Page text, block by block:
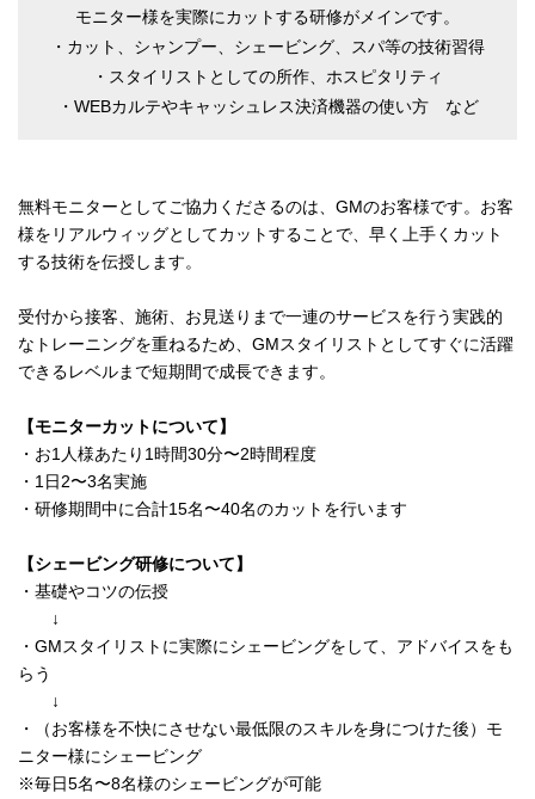
モニター様を実際にカットする研修がメインです。
・カット、シャンプー、シェービング、スパ等の技術習得
・スタイリストとしての所作、ホスピタリティ
・WEBカルテやキャッシュレス決済機器の使い方 など
無料モニターとしてご協力くださるのは、GMのお客様です。お客
様をリアルウィッグとしてカットすることで、早く上手くカット
する技術を伝授します。
受付から接客、施術、お見送りまで一連のサービスを行う実践的
なトレーニングを重ねるため、GMスタイリストとしてすぐに活躍
できるレベルまで短期間で成長できます。
【モニターカットについて】
・お1人様あたり1時間30分〜2時間程度
・1日2〜3名実施
・研修期間中に合計15名〜40名のカットを行います
【シェービング研修について】
・基礎やコツの伝授
↓
・GMスタイリストに実際にシェービングをして、アドバイスをも
らう
↓
・（お客様を不快にさせない最低限のスキルを身につけた後）モ
ニター様にシェービング
※毎日5名〜8名様のシェービングが可能